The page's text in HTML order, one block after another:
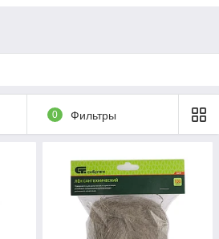
0 Фильтры